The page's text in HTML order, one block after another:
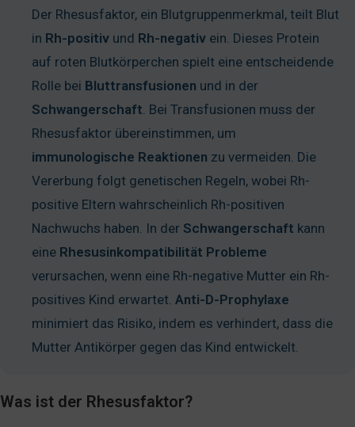
Der Rhesusfaktor, ein Blutgruppenmerkmal, teilt Blut
in Rh-positiv und Rh-negativ ein. Dieses Protein
auf roten Blutkörperchen spielt eine entscheidende
Rolle bei Bluttransfusionen und in der
Schwangerschaft. Bei Transfusionen muss der
Rhesusfaktor übereinstimmen, um
immunologische Reaktionen zu vermeiden. Die
Vererbung folgt genetischen Regeln, wobei Rh-
positive Eltern wahrscheinlich Rh-positiven
Nachwuchs haben. In der Schwangerschaft kann
eine Rhesusinkompatibilität Probleme
verursachen, wenn eine Rh-negative Mutter ein Rh-
positives Kind erwartet. Anti-D-Prophylaxe
minimiert das Risiko, indem es verhindert, dass die
Mutter Antikörper gegen das Kind entwickelt.
Was ist der Rhesusfaktor?